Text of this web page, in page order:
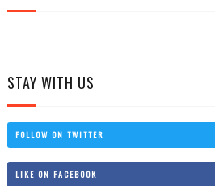
STAY WITH US
FOLLOW ON TWITTER
LIKE ON FACEBOOK